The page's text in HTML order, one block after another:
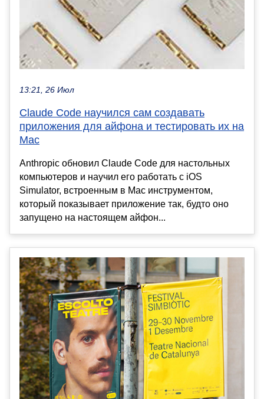
13:21, 26 Июл
Claude Code научился сам создавать
приложения для айфона и тестировать их на
Mac
Anthropic обновил Claude Code для настольных
компьютеров и научил его работать с iOS
Simulator, встроенным в Mac инструментом,
который показывает приложение так, будто оно
запущено на настоящем айфон...